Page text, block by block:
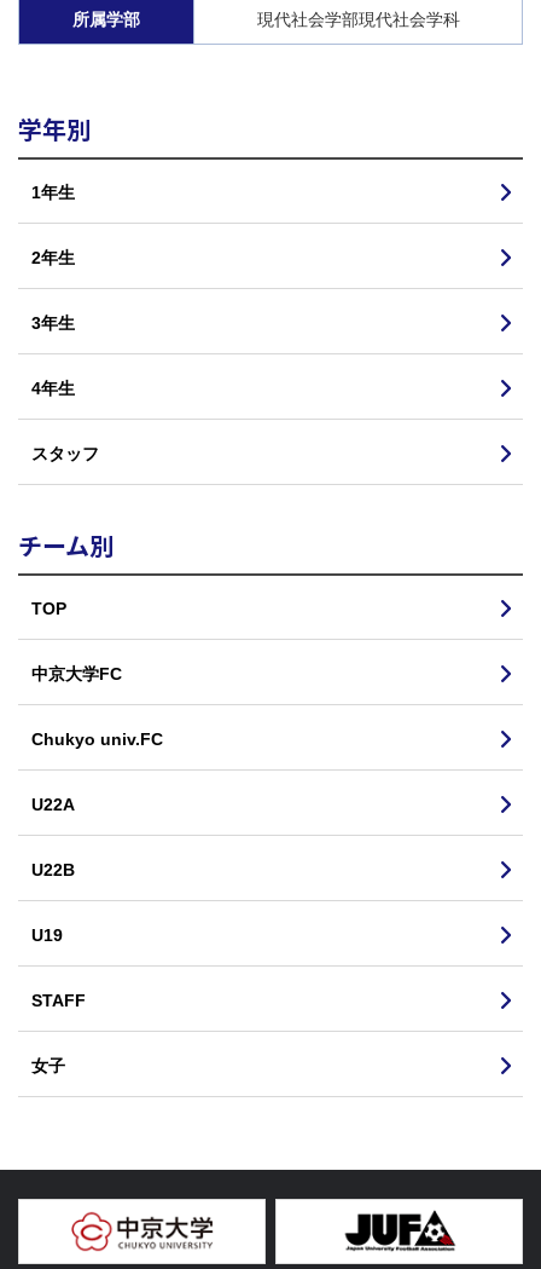
所属学部 現代社会学部現代社会学科
学年別
1年生
2年生
3年生
4年生
スタッフ
チーム別
TOP
中京大学FC
Chukyo univ.FC
U22A
U22B
U19
STAFF
女子